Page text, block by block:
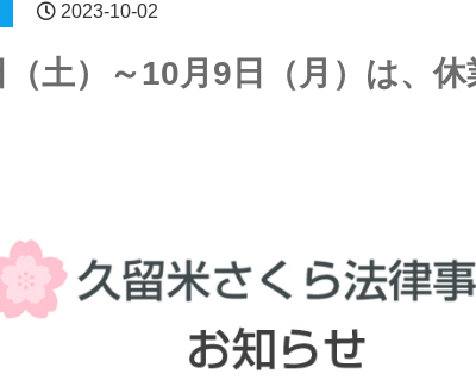
2023-10-02
土）～10月9日（月）は、休